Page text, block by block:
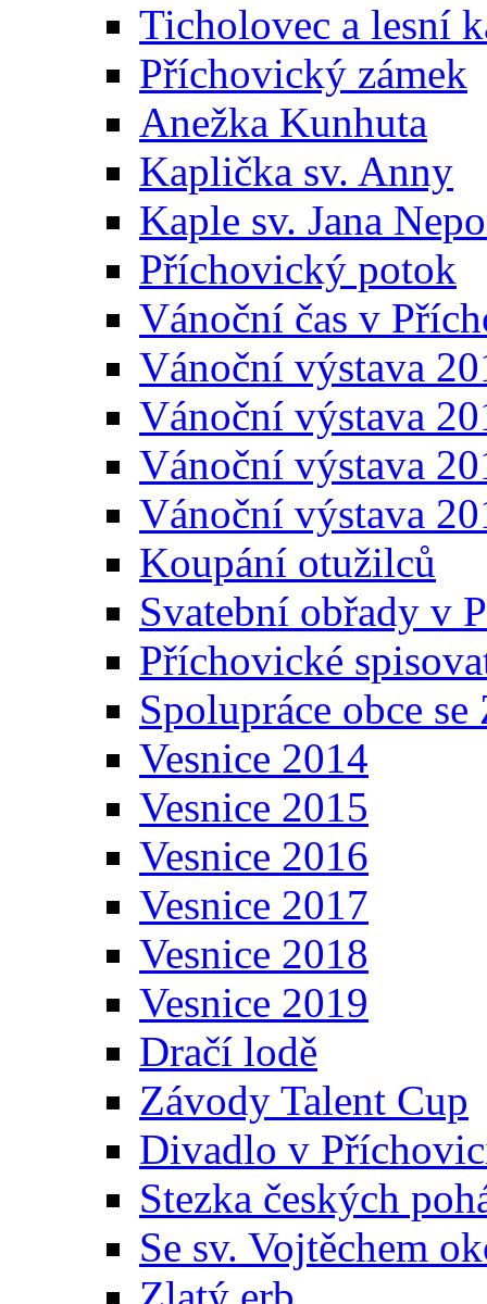
Ticholovec a lesní
Příchovický zámek
Anežka Kunhuta
Kaplička sv. Anny
Kaple sv. Jana
Příchovický potok
Vánoční čas v
Vánoční výstava
Vánoční výstava
Vánoční výstava
Vánoční výstava
Koupání otužilců
Svatební obřady v
Příchovické
Spolupráce obce
Vesnice 2014
Vesnice 2015
Vesnice 2016
Vesnice 2017
Vesnice 2018
Vesnice 2019
Dračí lodě
Závody Talent Cup
Divadlo v
Stezka českých
Se sv. Vojtěchem